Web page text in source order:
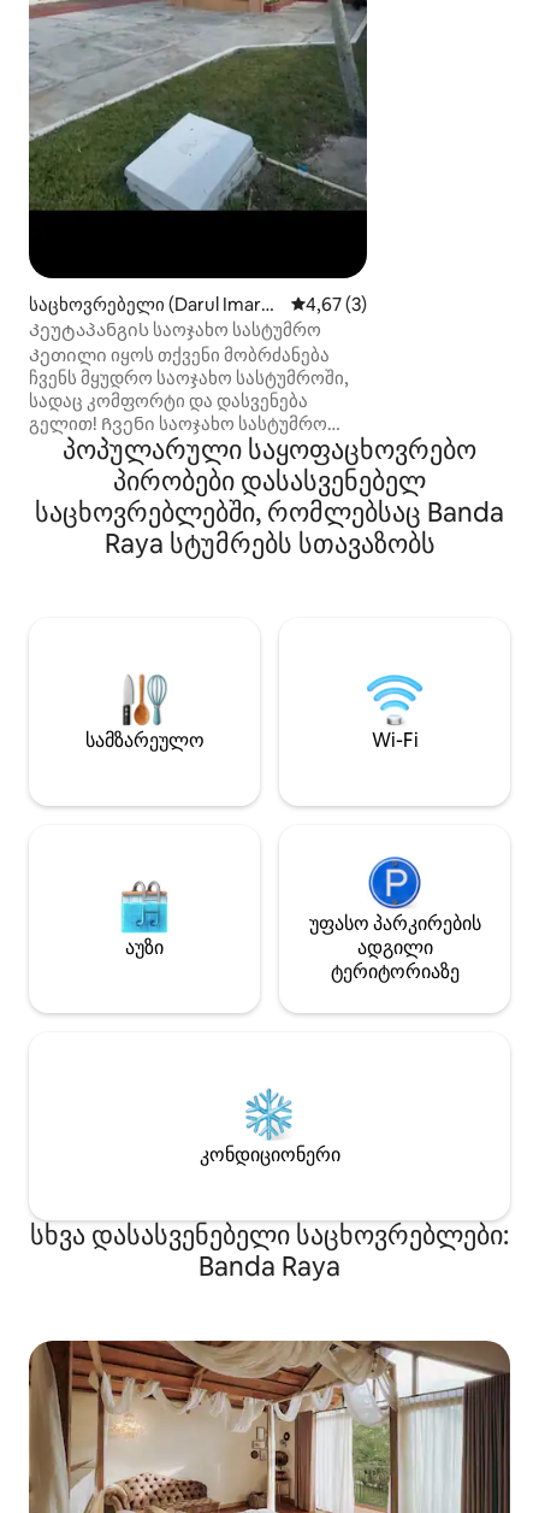
საცხოვრებელი (Darul Imara
h)
საშუალო შეფასებაა 5‑დან
4,67 (3)
Კეუტაპანგის საოჯახო სასტუმრო
Კეთილი იყოს თქვენი მობრძანება
ჩვენს მყუდრო საოჯახო სასტუმროში,
სადაც კომფორტი და დასვენება
გელით! Ჩვენი საოჯახო სასტუმრო
გთავაზობთ: - საკმარისი საპარკინგე
ადგილი 5-7 ავტომობილი თქვენი
კომფორტისთვის - 3 ფართო ოთახი,
ჩვეულებრივი ორი პაქსი/ოთახი
სააბაზანოთი თქვენი
კონფიდენციალურობისა და
კვა ელექტროენერგია და PDAM
Ისიამოვნეთ ჩვენთან სტუმრობით და
შეიგრძენით კომფორტის,
მოხერხებულობისა და
ნაზავი. Დაჯავშნეთ ახლავე და თავი
ისე იგრძენით, როგორც საკუთარ
პოპულარული საყოფაცხოვრებო
პირობები დასასვენებელ
საცხოვრებლებში, რომლებსაც Banda
Raya სტუმრებს სთავაზობს
სამზარეულო Wi-Fi
აუზი
უფასო პარკირების
ადგილი
ტერიტორიაზე
კონდიციონერი
სხვა დასასვენებელი საცხოვრებლები:
Banda Raya